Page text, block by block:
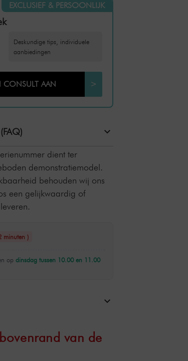
EXCLUSIEF & PERSOONLIJK
Deskundige tips, individuele
aanbiedingen
CONSULT AAN >
dient ter
demonstratiemodel.
behouden wij ons
een gelijkwaardig of
minuten )
op dinsdag tussen 10.00 en 11.00
van de